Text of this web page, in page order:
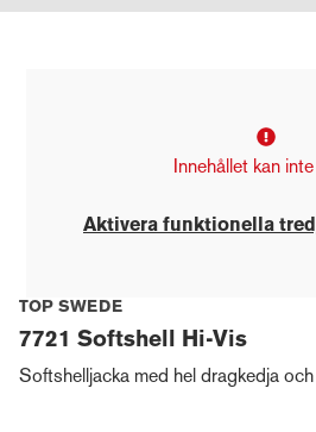
Innehållet kan
Aktivera funktionella
TOP SWEDE
7721 Softshell Hi-Vis
Softshelljacka med hel dragkedja